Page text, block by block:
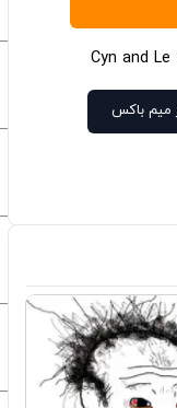
Cyn and
میم باکس